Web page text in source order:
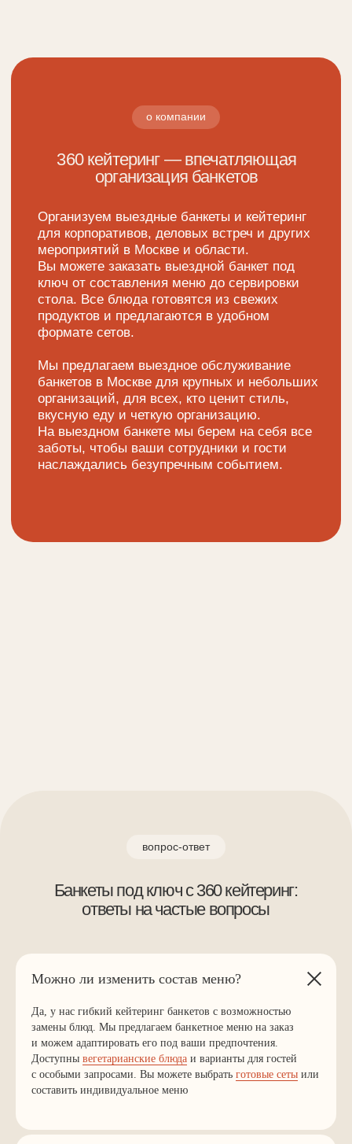
Можно ли изменить состав меню?
Да, у нас гибкий кейтеринг банкетов с возможностью
замены блюд. Мы предлагаем банкетное меню на заказ
и можем адаптировать его под ваши предпочтения.
Доступны вегетарианские блюда и варианты для гостей
с особыми запросами. Вы можете выбрать готовые сеты или
составить индивидуальное меню
Закажите выездной банкетза 3
простых шага
оставить заявку
03 доставим вовремя
02 согласуем меню
01 оставьте заявку
Связаться с нами
Ежедневно, с 09:00 до 21:00
info@360catering.ru
+7 (495) 859-11-59
Политика обработки
персональных данных